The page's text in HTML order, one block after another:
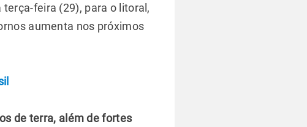
feira (29), para o litoral,
aumenta nos próximos
de terra, além de fortes